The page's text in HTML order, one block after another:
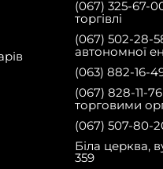
(067) 325-67-
торгівлі
(067) 502-28-
автономної
(063) 882-16-
(067) 828-11-
торговими
(067) 507-80-
Біла церква,
359